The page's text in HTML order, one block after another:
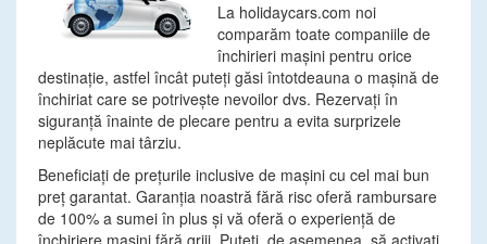
La holidaycars.com noi
comparăm toate companiile de
închirieri maşini pentru orice
destinaţie, astfel încât puteţi găsi întotdeauna o maşină de
închiriat care se potriveşte nevoilor dvs. Rezervaţi în
siguranţă înainte de plecare pentru a evita surprizele
neplăcute mai târziu.
Beneficiaţi de preţurile inclusive de maşini cu cel mai bun
preţ garantat. Garanţia noastră fără risc oferă rambursare
de 100% a sumei în plus şi vă oferă o experienţă de
închiriere maşini fără griji. Puteţi, de asemenea, să activaţi